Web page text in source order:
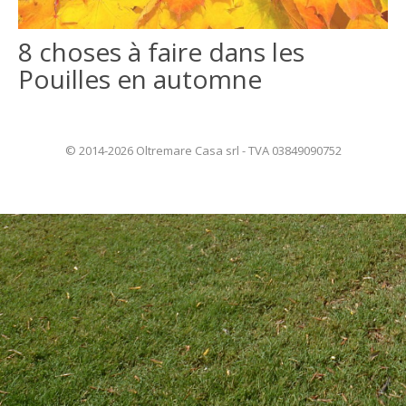
ENGLISH
8 choses à faire dans les
Pouilles en automne
© 2014-2026 Oltremare Casa srl - TVA 03849090752